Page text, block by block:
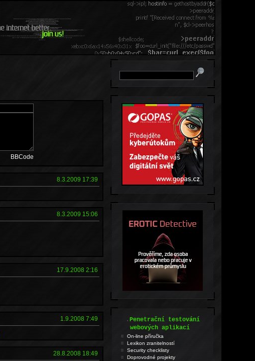
BBCode
8.3.2009 17:39
8.3.2009 15:06
17.9.2008 2:16
1.9.2008 7:49
28.8.2008 18:49
.Penetrační testování
webových aplikací
On-line příručka
Lexikon zranitelností
Security checklisty
Doprovodné projekty